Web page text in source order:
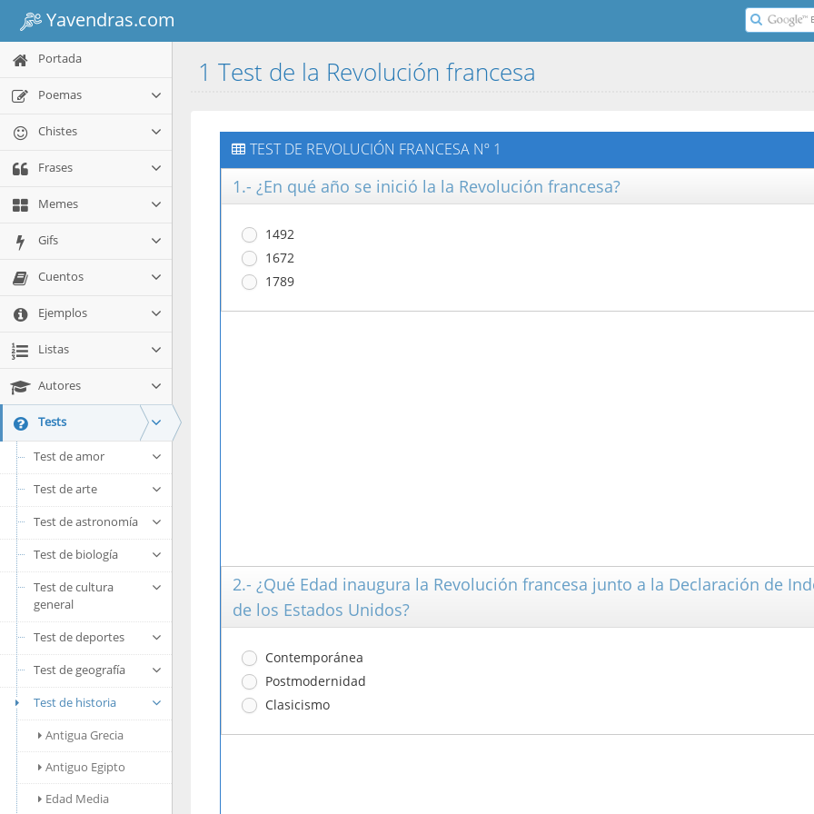
Yavendras.com
Portada
Poemas
Chistes
Frases
Memes
Gifs
Cuentos
Ejemplos
Listas
Autores
Tests
Test de amor
Test de arte
Test de astronomía
Test de biología
Test de cultura
general
Test de deportes
Test de geografía
Test de historia
Antigua Grecia
Antiguo Egipto
Edad Media
1 Test de la Revolución francesa
TEST DE REVOLUCIÓN FRANCESA Nº 1
1.- ¿En qué año se inició la la Revolución francesa?
1492
1672
1789
2.- ¿Qué Edad inaugura la Revolución francesa junto a la Declaración de
de los Estados Unidos?
Contemporánea
Postmodernidad
Clasicismo